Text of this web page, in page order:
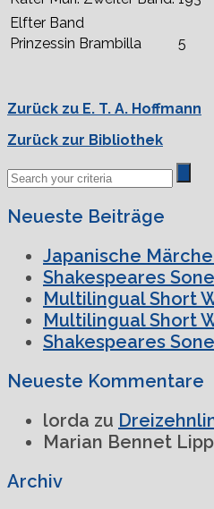
Elfter Band
Prinzessin Brambilla
5
Zurück zu E. T. A. Hoffmann
Zurück zur Bibliothek
Neueste Beiträge
Japanische
Shakespeares
Multilingual Short
Multilingual Short
Shakespeares
Neueste Kommentare
lorda zu
Marian Bennet
Archiv